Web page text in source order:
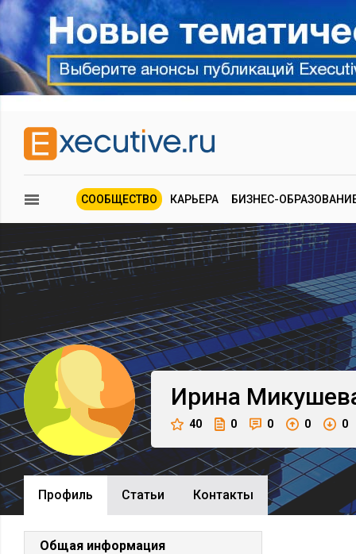
СООБЩЕСТВО КАРЬЕРА БИЗНЕС-
Ирина
40 0 0 0 0
Профиль Cтатьи Контакты
Общая информация